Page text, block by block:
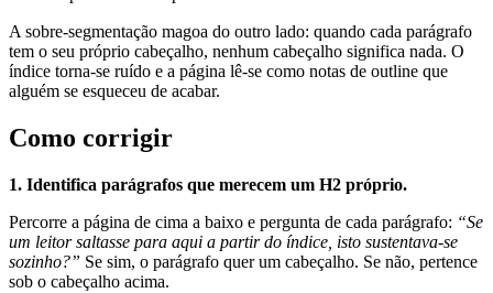
A sobre-segmentação magoa do outro lado: quando cada parágrafo
tem o seu próprio cabeçalho, nenhum cabeçalho significa nada. O
índice torna-se ruído e a página lê-se como notas de outline que
alguém se esqueceu de acabar.
Como corrigir
1. Identifica parágrafos que merecem um H2 próprio.
Percorre a página de cima a baixo e pergunta de cada parágrafo: “Se
um leitor saltasse para aqui a partir do índice, isto sustentava-se
sozinho?” Se sim, o parágrafo quer um cabeçalho. Se não, pertence
sob o cabeçalho acima.